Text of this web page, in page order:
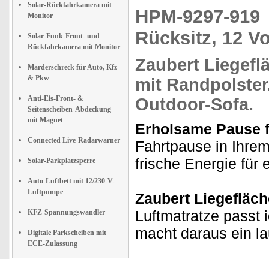
Solar-Rückfahrkamera mit
Monitor
Solar-Funk-Front- und
Rückfahrkamera mit Monitor
Marderschreck für Auto, Kfz
& Pkw
Anti-Eis-Front- &
Seitenscheiben-Abdeckung
mit Magnet
Connected Live-Radarwarner
Solar-Parkplatzsperre
Auto-Luftbett mit 12/230-V-
Luftpumpe
KFZ-Spannungswandler
Digitale Parkscheiben mit
ECE-Zulassung
HPM-9297-
Rücksitz, 12
Zaubert
mit
Outdoor-Sofa.
Erholsame
Fahrtpause in
frische Energie für
Zaubert
Luftmatratze passt
macht daraus ein